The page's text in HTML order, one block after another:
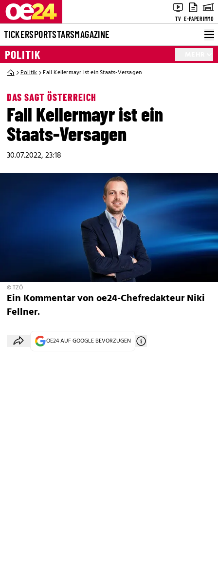
TV E-PAPERIMMO
TICKERSPORTSTARSMAGAZINE
POLITIK
Politik Fall Kellermayr ist ein Staats-Versagen
DAS SAGT ÖSTERREICH
Fall Kellermayr ist ein
Staats-Versagen
30.07.2022, 23:18
© TZÖ
Ein Kommentar von oe24-Chefredakteur Niki
Fellner.
OE24 AUF GOOGLE BEVORZUGEN